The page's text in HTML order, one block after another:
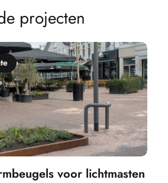
e projecten
voor lichtmasten